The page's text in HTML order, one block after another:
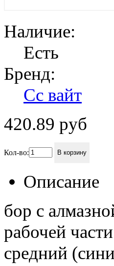
Наличие:
Есть
Бренд:
Сс вайт
420.89 руб
Кол-во: В корзину
Описание
бор с
рабочей
средний